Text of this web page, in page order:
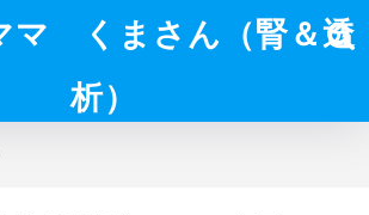
マ くまさん（腎＆透
析）